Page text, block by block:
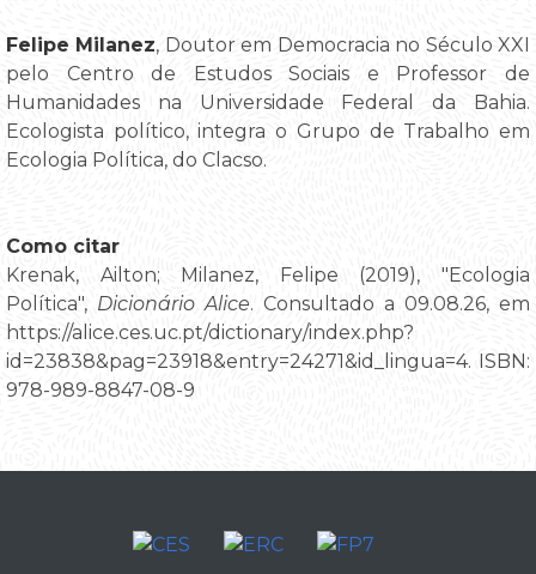
Felipe Milanez, Doutor em Democracia no Século XXI
pelo Centro de Estudos Sociais e Professor de
Humanidades na Universidade Federal da Bahia.
Ecologista político, integra o Grupo de Trabalho em
Ecologia Política, do Clacso.
Como citar
Krenak, Ailton; Milanez, Felipe (2019), "Ecologia
Política", Dicionário Alice. Consultado a 09.08.26, em
https://alice.ces.uc.pt/dictionary/index.php?
id=23838&pag=23918&entry=24271&id_lingua=4. ISBN:
978-989-8847-08-9